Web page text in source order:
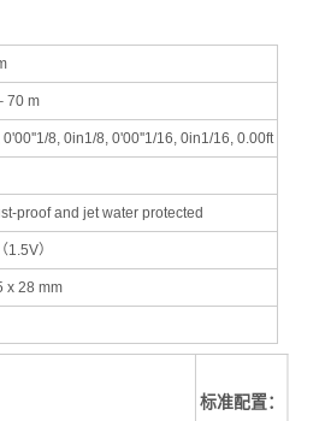
70 m
0'00''1/8, 0in1/8, 0'00''1/16, 0in1/16, 0.00ft
proof and jet water protected
1.5V）
x 28 mm
标准配置：